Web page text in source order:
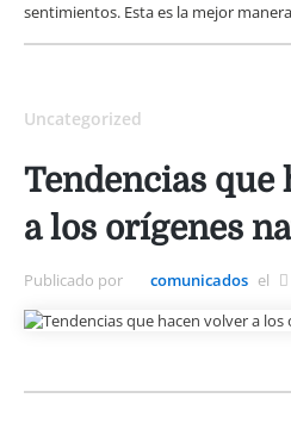
sentimientos. Esta es la mejor
Uncategorized
Tendencias que
a los orígenes
Publicado por comunicados el